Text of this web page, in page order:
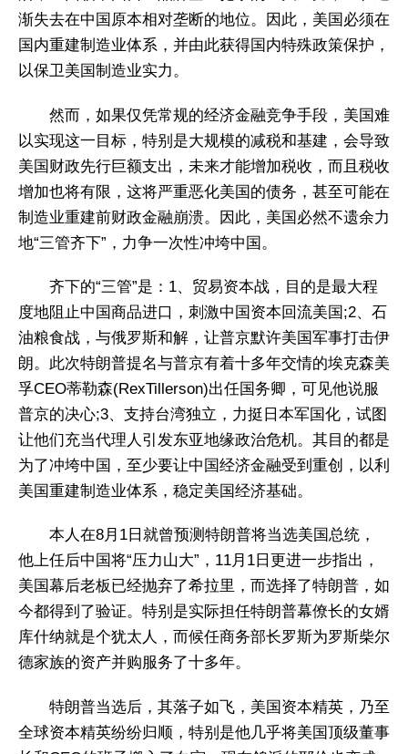
渐失去在中国原本相对垄断的地位。因此，美国必须在
国内重建制造业体系，并由此获得国内特殊政策保护，
以保卫美国制造业实力。
然而，如果仅凭常规的经济金融竞争手段，美国难
以实现这一目标，特别是大规模的减税和基建，会导致
美国财政先行巨额支出，未来才能增加税收，而且税收
增加也将有限，这将严重恶化美国的债务，甚至可能在
制造业重建前财政金融崩溃。因此，美国必然不遗余力
地“三管齐下”，力争一次性冲垮中国。
齐下的“三管”是：1、贸易资本战，目的是最大程
度地阻止中国商品进口，刺激中国资本回流美国;2、石
油粮食战，与俄罗斯和解，让普京默许美国军事打击伊
朗。此次特朗普提名与普京有着十多年交情的埃克森美
孚CEO蒂勒森(RexTillerson)出任国务卿，可见他说服
普京的决心;3、支持台湾独立，力挺日本军国化，试图
让他们充当代理人引发东亚地缘政治危机。其目的都是
为了冲垮中国，至少要让中国经济金融受到重创，以利
美国重建制造业体系，稳定美国经济基础。
本人在8月1日就曾预测特朗普将当选美国总统，
他上任后中国将“压力山大”，11月1日更进一步指出，
美国幕后老板已经抛弃了希拉里，而选择了特朗普，如
今都得到了验证。特别是实际担任特朗普幕僚长的女婿
库什纳就是个犹太人，而候任商务部长罗斯为罗斯柴尔
德家族的资产并购服务了十多年。
特朗普当选后，其落子如飞，美国资本精英，乃至
全球资本精英纷纷归顺，特别是他几乎将美国顶级董事